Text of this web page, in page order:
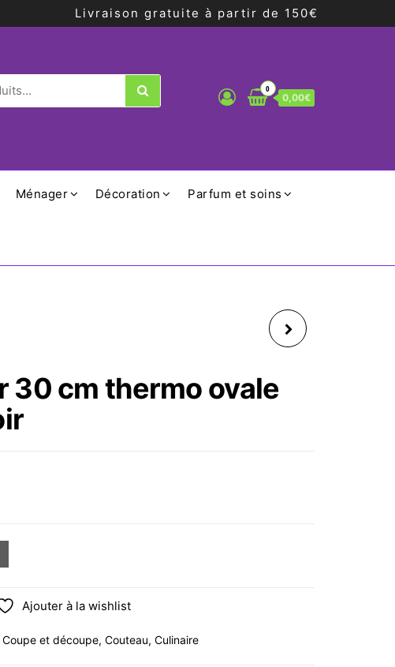
Livraison gratuite à partir de 150€
0
0,00€
Ménager Décoration Parfum et soins
30 cm thermo ovale
cm thermo ovale anneau fixe noir
Ajouter à la wishlist
Coupe et découpe, Couteau, Culinaire